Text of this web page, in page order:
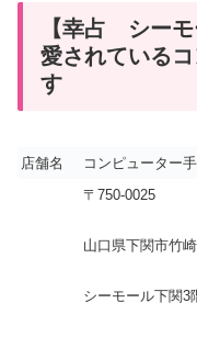
【幸占 シー
愛されている
す
店舗名
コンピューター
〒750-0025
山口県下関市竹
シーモール下関3